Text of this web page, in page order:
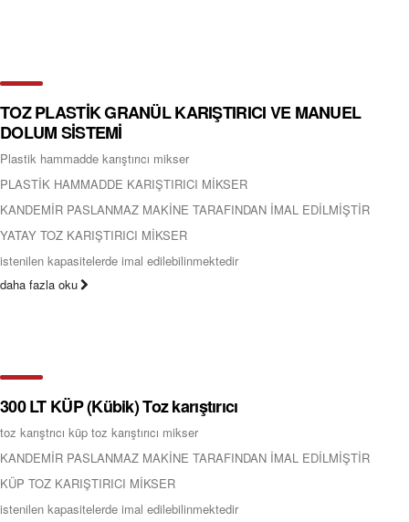
TOZ PLASTİK GRANÜL KARIŞTIRICI VE MANUEL
DOLUM SİSTEMİ
Plastik hammadde karıştırıcı mikser
PLASTİK HAMMADDE KARIŞTIRICI MİKSER
KANDEMİR PASLANMAZ MAKİNE TARAFINDAN İMAL EDİLMİŞTİR
YATAY TOZ KARIŞTIRICI MİKSER
istenilen kapasitelerde imal edilebilinmektedir
daha fazla oku
300 LT KÜP (Kübik) Toz karıştırıcı
toz karıştrıcı küp toz karıştırıcı mikser
KANDEMİR PASLANMAZ MAKİNE TARAFINDAN İMAL EDİLMİŞTİR
KÜP TOZ KARIŞTIRICI MİKSER
istenilen kapasitelerde imal edilebilinmektedir